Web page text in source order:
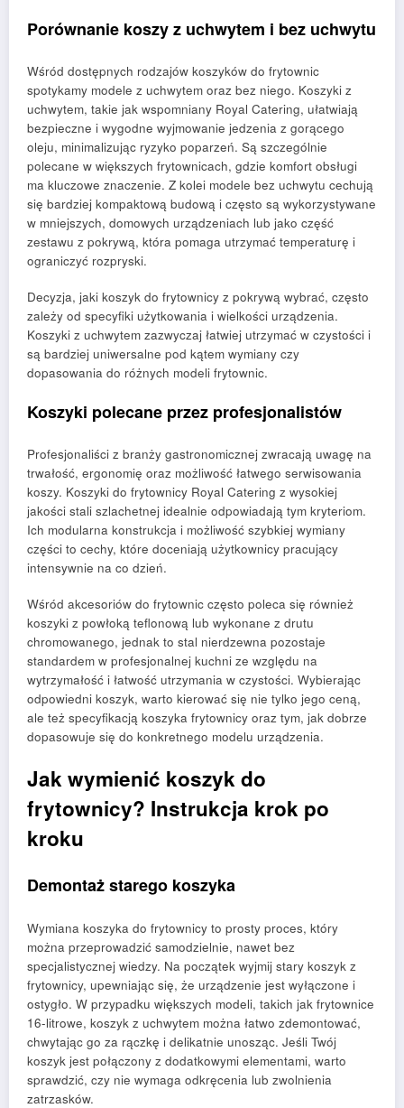
Porównanie koszy z uchwytem i bez uchwytu
Wśród dostępnych rodzajów koszyków do frytownic
spotykamy modele z uchwytem oraz bez niego. Koszyki z
uchwytem, takie jak wspomniany Royal Catering, ułatwiają
bezpieczne i wygodne wyjmowanie jedzenia z gorącego
oleju, minimalizując ryzyko poparzeń. Są szczególnie
polecane w większych frytownicach, gdzie komfort obsługi
ma kluczowe znaczenie. Z kolei modele bez uchwytu cechują
się bardziej kompaktową budową i często są wykorzystywane
w mniejszych, domowych urządzeniach lub jako część
zestawu z pokrywą, która pomaga utrzymać temperaturę i
ograniczyć rozpryski.
Decyzja, jaki koszyk do frytownicy z pokrywą wybrać, często
zależy od specyfiki użytkowania i wielkości urządzenia.
Koszyki z uchwytem zazwyczaj łatwiej utrzymać w czystości i
są bardziej uniwersalne pod kątem wymiany czy
dopasowania do różnych modeli frytownic.
Koszyki polecane przez profesjonalistów
Profesjonaliści z branży gastronomicznej zwracają uwagę na
trwałość, ergonomię oraz możliwość łatwego serwisowania
koszy. Koszyki do frytownicy Royal Catering z wysokiej
jakości stali szlachetnej idealnie odpowiadają tym kryteriom.
Ich modularna konstrukcja i możliwość szybkiej wymiany
części to cechy, które doceniają użytkownicy pracujący
intensywnie na co dzień.
Wśród akcesoriów do frytownic często poleca się również
koszyki z powłoką teflonową lub wykonane z drutu
chromowanego, jednak to stal nierdzewna pozostaje
standardem w profesjonalnej kuchni ze względu na
wytrzymałość i łatwość utrzymania w czystości. Wybierając
odpowiedni koszyk, warto kierować się nie tylko jego ceną,
ale też specyfikacją koszyka frytownicy oraz tym, jak dobrze
dopasowuje się do konkretnego modelu urządzenia.
Jak wymienić koszyk do
frytownicy? Instrukcja krok po
kroku
Demontaż starego koszyka
Wymiana koszyka do frytownicy to prosty proces, który
można przeprowadzić samodzielnie, nawet bez
specjalistycznej wiedzy. Na początek wyjmij stary koszyk z
frytownicy, upewniając się, że urządzenie jest wyłączone i
ostygło. W przypadku większych modeli, takich jak frytownice
16-litrowe, koszyk z uchwytem można łatwo zdemontować,
chwytając go za rączkę i delikatnie unosząc. Jeśli Twój
koszyk jest połączony z dodatkowymi elementami, warto
sprawdzić, czy nie wymaga odkręcenia lub zwolnienia
zatrzasków.